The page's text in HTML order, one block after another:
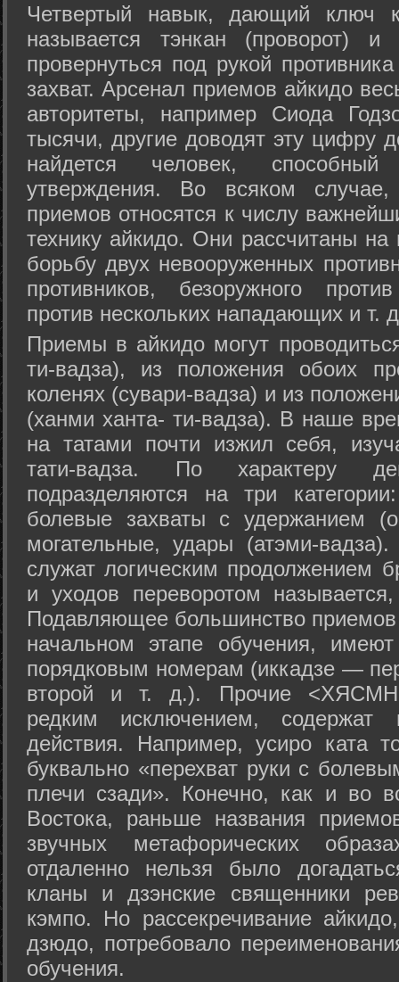
Четвертый навык, дающий ключ
называется тэнкан (проворот)
провернуться под рукой
захват. Арсенал приемов айкидо
авторитеты, например Сиода
тысячи, другие доводят эту цифру
найдется человек,
утверждения. Во всяком
приемов относятся к числу
технику айкидо. Они рассчитаны
борьбу двух невооруженных
противников, безоружного
против нескольких нападающих и т.
Приемы в айкидо могут
ти-вадза), из положения обоих
коленях (сувари-вадза) и из
(ханми ханта- ти-вадза). В наше
на татами почти изжил себя,
тати-вадза. По характеру
подразделяются на три
болевые захваты с удержанием
могательные, удары (атэми-
служат логическим продолжением
и уходов переворотом
Подавляющее большинство
начальном этапе обучения,
порядковым номерам (иккадзе —
второй и т. д.). Прочие
редким исключением, содержат
действия. Например, усиро ката
буквально «перехват руки с
плечи сзади». Конечно, как и во
Востока, раньше названия
звучных метафорических
отдаленно нельзя было
кланы и дзэнские священники
кэмпо. Но рассекречивание
дзюдо, потребовало
обучения.